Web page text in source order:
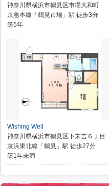
神奈川県横浜市鶴見区市場大和町
京急本線「鶴見市場」駅 徒歩3分
築5年
Wishing Well
神奈川県横浜市鶴見区下末吉６丁目
京浜東北線「鶴見」駅 徒歩27分
築1年未満